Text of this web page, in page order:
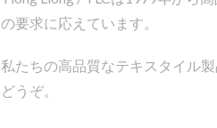
の要求に応えています。
私たちの高品質なテキスタイル
どうぞ。